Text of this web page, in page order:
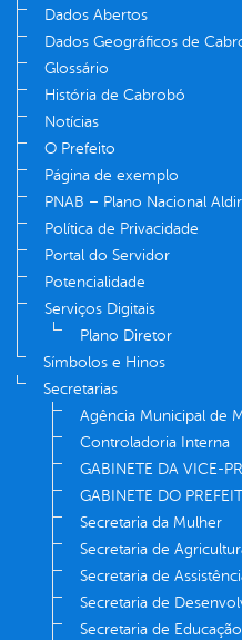
Dados Abertos
Dados Geográficos de
Glossário
História de Cabrobó
Notícias
O Prefeito
Página de exemplo
PNAB – Plano Nacional
Política de Privacidade
Portal do Servidor
Potencialidade
Serviços Digitais
Plano Diretor
Símbolos e Hinos
Secretarias
Agência Municipal de
Controladoria Interna
GABINETE DA VICE-
GABINETE DO
Secretaria da Mulher
Secretaria de
Secretaria de
Secretaria de
Secretaria de Educação